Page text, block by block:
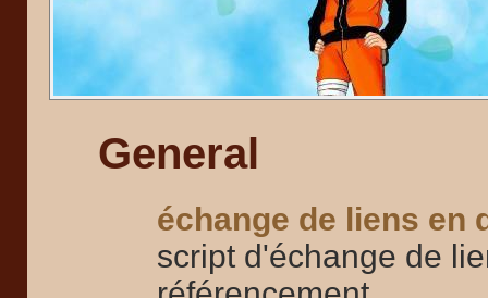
General
échange de liens en
script d'échange de